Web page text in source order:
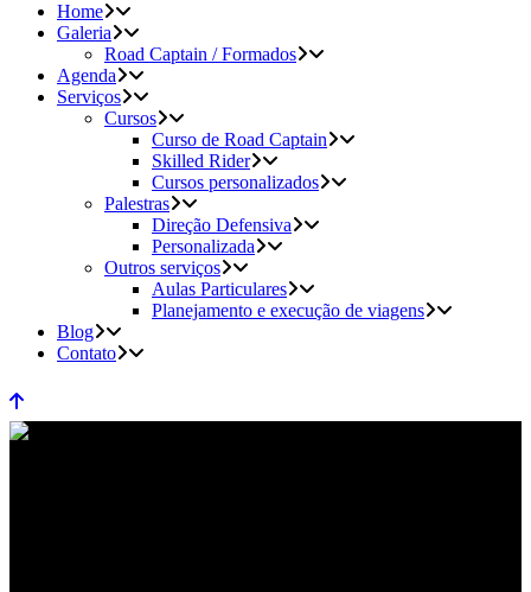
Home
Galeria
Road Captain / Formados
Agenda
Serviços
Cursos
Curso de Road Captain
Skilled Rider
Cursos personalizados
Palestras
Direção Defensiva
Personalizada
Outros serviços
Aulas Particulares
Planejamento e execução de viagens
Blog
Contato